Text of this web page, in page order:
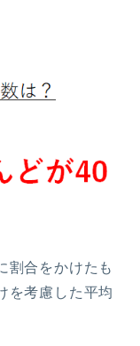
割合をかけたも
を考慮した平均